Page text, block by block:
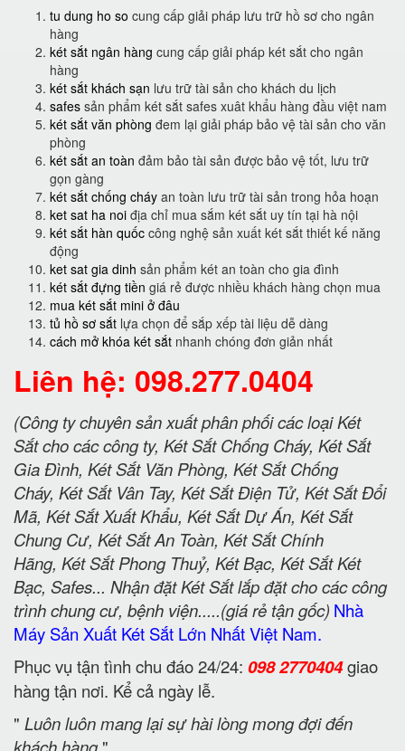
tu dung ho so cung cấp giải pháp lưu trữ hồ sơ cho ngân
hàng
két sắt ngân hàng cung cấp giải pháp két sắt cho ngân
hàng
két sắt khách sạn lưu trữ tài sản cho khách du lịch
safes sản phẩm két sắt safes xuât khẩu hàng đầu việt nam
két sắt văn phòng đem lại giải pháp bảo vệ tài sản cho văn
phòng
két sắt an toàn đảm bảo tài sản được bảo vệ tốt, lưu trữ
gọn gàng
két sắt chống cháy an toàn lưu trữ tài sản trong hỏa hoạn
ket sat ha noi địa chỉ mua sắm két sắt uy tín tại hà nội
két sắt hàn quốc công nghệ sản xuất két sắt thiết kế năng
động
ket sat gia dinh sản phẩm két an toàn cho gia đình
két sắt đựng tiền giá rẻ được nhiều khách hàng chọn mua
mua két sắt mini ở đâu
tủ hồ sơ sắt lựa chọn để sắp xếp tài liệu dễ dàng
cách mở khóa két sắt nhanh chóng đơn giản nhất
Liên hệ: 098.277.0404
(Công ty chuyên sản xuất phân phối các loại Két
Sắt cho các công ty, Két Sắt Chống Cháy, Két Sắt
Gia Đình, Két Sắt Văn Phòng, Két Sắt Chống
Cháy, Két Sắt Vân Tay, Két Sắt Điện Tử, Két Sắt Đổi
Mã, Két Sắt Xuất Khẩu, Két Sắt Dự Án, Két Sắt
Chung Cư, Két Sắt An Toàn, Két Sắt Chính
Hãng, Két Sắt Phong Thuỷ, Két Bạc, Két Sắt Két
Bạc, Safes... Nhận đặt Két Sắt lắp đặt cho các công
trình chung cư, bệnh viện.....(giá rẻ tận gốc) Nhà
Máy Sản Xuất Két Sắt Lớn Nhất Việt Nam.
Phục vụ tận tình chu đáo 24/24: 098 2770404giao
hàng tận nơi. Kể cả ngày lễ.
" Luôn luôn mang lại sự hài lòng mong đợi đến